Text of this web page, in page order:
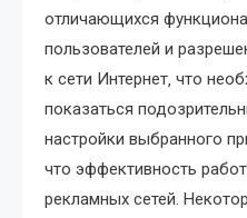
отличающихся
пользователей и
к сети Интернет‚ что
показаться
настройки выбранного
что эффективность
рекламных сетей.